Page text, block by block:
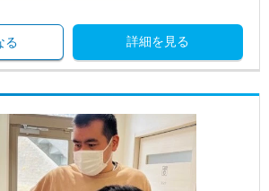
詳細を見る
る